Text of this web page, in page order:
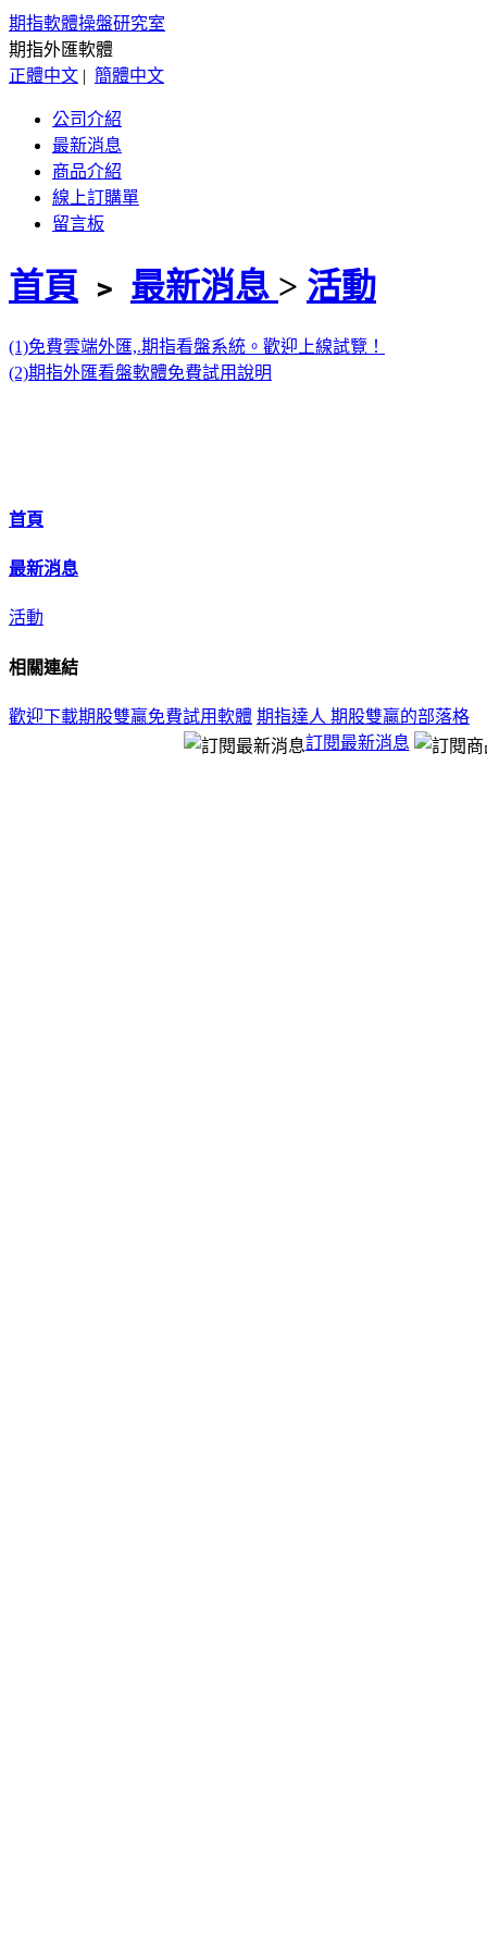
期指軟體操盤研究室
期指外匯軟體
正體中文 | 簡體中文
公司介紹
最新消息
商品介紹
線上訂購單
留言板
首頁 ﹥ 最新消息 > 活動
(1)免費雲端外匯,.期指看盤系統。歡迎上線試覽！
(2)期指外匯看盤軟體免費試用說明
首頁
最新消息
活動
相關連結
歡迎下載期股雙贏免費試用軟體 期指達人 期股雙贏的部落格
訂閱最新消息